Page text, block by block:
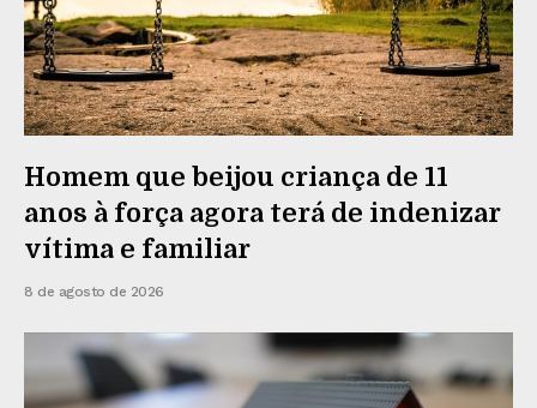
Homem que beijou criança de 11
anos à força agora terá de indenizar
vítima e familiar
8 de agosto de 2026